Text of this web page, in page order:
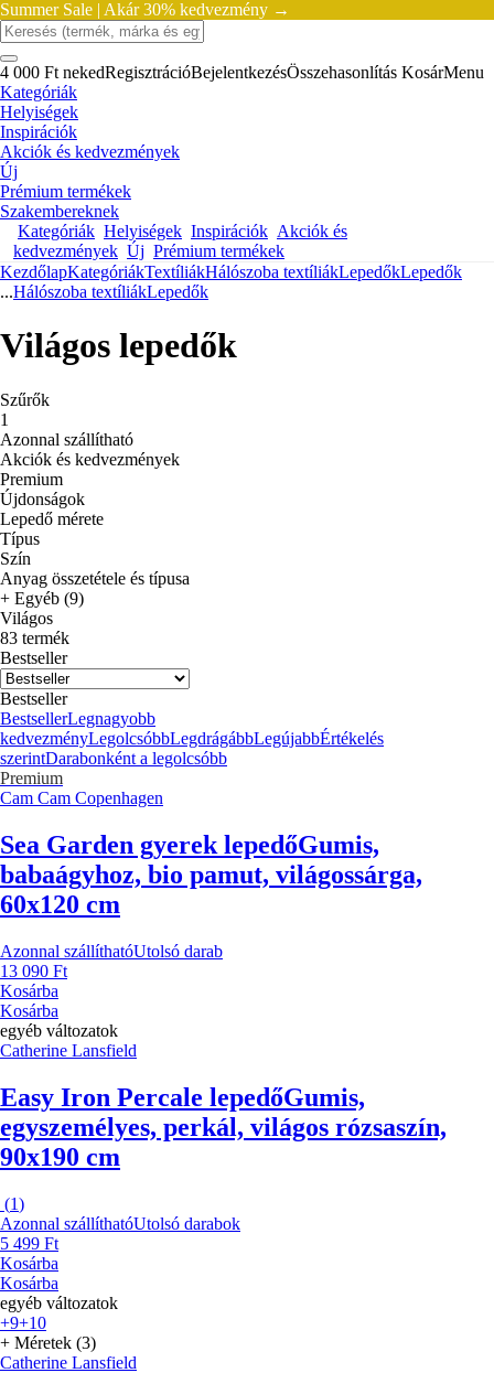
Summer Sale | Akár 30% kedvezmény →
4 000 Ft nekedRegisztrációBejelentkezésÖsszehasonlítás KosárMenu
Kategóriák
Helyiségek
Inspirációk
Akciók és kedvezmények
Új
Prémium termékek
Szakembereknek
Kategóriák Helyiségek Inspirációk Akciók és
kedvezmények Új Prémium termékek
KezdőlapKategóriákTextíliákHálószoba textíliákLepedőkLepedők
...Hálószoba textíliákLepedők
Világos lepedők
Szűrők
1
Azonnal szállítható
Akciók és kedvezmények
Premium
Újdonságok
Lepedő mérete
Típus
Szín
Anyag összetétele és típusa
+ Egyéb (9)
Világos
83 termék
Bestseller
Bestseller
BestsellerLegnagyobb
kedvezményLegolcsóbbLegdrágábbLegújabbÉrtékelés
szerintDarabonként a legolcsóbb
Premium
Cam Cam Copenhagen
Sea Garden gyerek lepedőGumis,
babaágyhoz, bio pamut, világossárga,
60x120 cm
Azonnal szállíthatóUtolsó darab
13 090 Ft
Kosárba
Kosárba
egyéb változatok
Catherine Lansfield
Easy Iron Percale lepedőGumis,
egyszemélyes, perkál, világos rózsaszín,
90x190 cm
(1)
Azonnal szállíthatóUtolsó darabok
5 499 Ft
Kosárba
Kosárba
egyéb változatok
+9+10
+ Méretek (3)
Catherine Lansfield